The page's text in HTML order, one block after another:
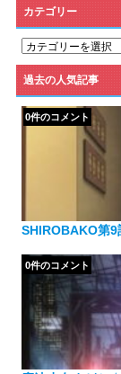
カテゴリー
カ
ゴ
リ
ー
過去の人気記事
SHIROBAKO第9
0件のコメント
0件のコメント